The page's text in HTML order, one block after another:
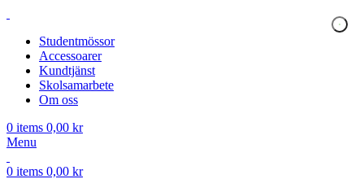
Studentmössor
Accessoarer
Kundtjänst
Skolsamarbete
Om oss
0 items 0,00 kr
Menu
0 items 0,00 kr